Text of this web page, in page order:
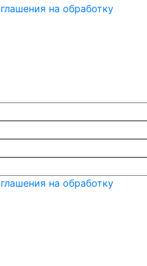
на обработку
на обработку